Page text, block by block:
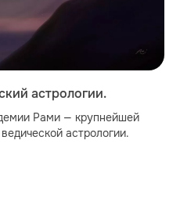
астрологии.
Рами — крупнейшей
астрологии.